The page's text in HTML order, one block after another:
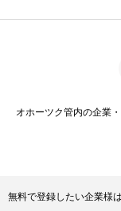
オホーツク管内の企業
無料で登録したい企業様